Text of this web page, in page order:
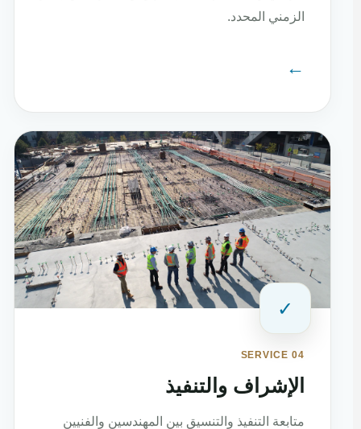
الزمني المحدد.
←
✓
SERVICE 04
الإشراف والتنفيذ
متابعة التنفيذ والتنسيق بين المهندسين والفنيين